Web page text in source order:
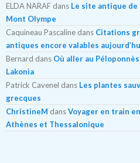
ELDA NARAFdans Le site antique de
Mont Olympe
Caquineau Pascalinedans Citations
antiques encore valables
Bernard dans Où aller au
Lakonia
Patrick Cavenel dans Les plantes
grecques
ChristineM dansVoyager en train
Athènes et Thessalonique